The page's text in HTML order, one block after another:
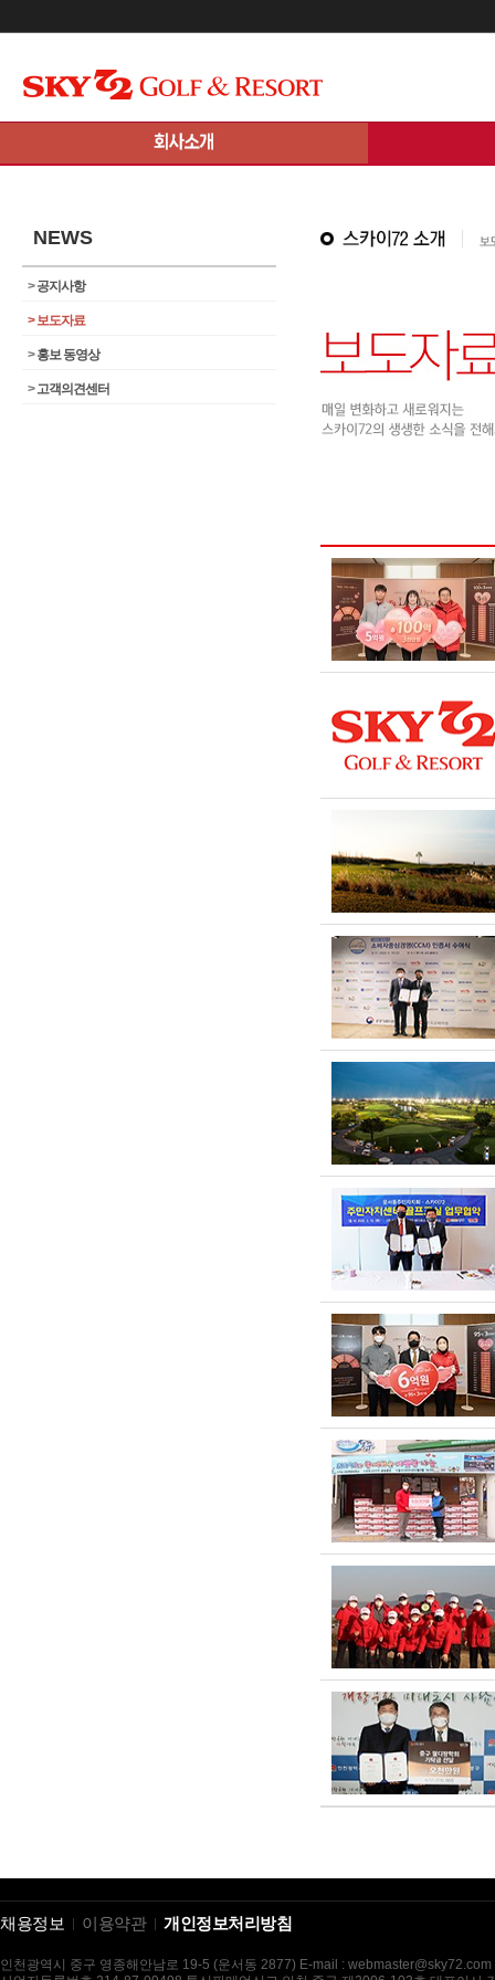
NEWS
>공지사항
>보도자료
>홍보 동영상
>고객의견센터
채용정보 이용약관 개인정보처리방침
인천광역시 중구 영종해안남로 19-5 (운서동 2877) E-mail : webmaster@sky72.com